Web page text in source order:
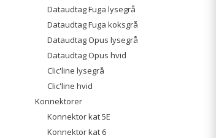
Dataudtag Fuga lysegrå
Dataudtag Fuga koksgrå
Dataudtag Opus lysegrå
Dataudtag Opus hvid
Clic'line lysegrå
Clic'line hvid
Konnektorer
Konnektor kat 5E
Konnektor kat 6